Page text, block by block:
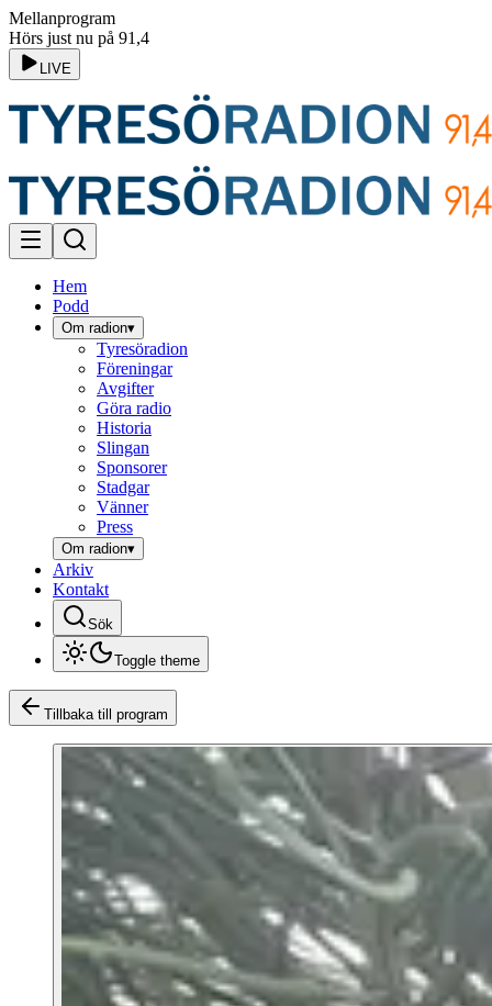
Mellanprogram
Hörs just nu på 91,4
LIVE
Hem
Podd
Om radion▾
Tyresöradion
Föreningar
Avgifter
Göra radio
Historia
Slingan
Sponsorer
Stadgar
Vänner
Press
Om radion▾
Arkiv
Kontakt
Sök
Toggle theme
Tillbaka till program